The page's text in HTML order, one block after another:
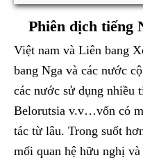
Phiên dịch tiếng
Việt nam và Liên bang
bang Nga và các nước
các nước sử dụng nhiều
Belorutsia v.v…vốn có
tác từ lâu. Trong suốt
mối quan hệ hữu nghị